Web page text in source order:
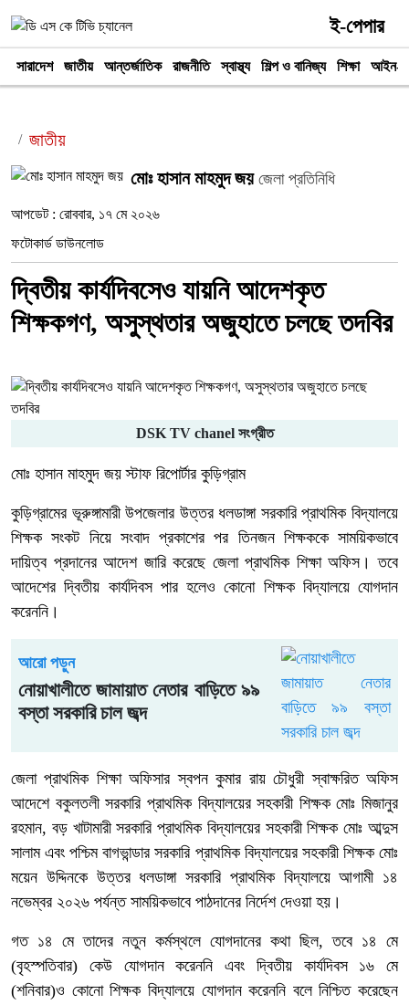
ই-পেপার
সারাদেশ জাতীয় আন্তর্জাতিক রাজনীতি স্বাস্থ্য শিল্প ও বানিজ্য শিক্ষা আইন-
জাতীয়
মোঃ হাসান মাহমুদ জয় জেলা প্রতিনিধি
আপডেট : রোববার, ১৭ মে ২০২৬
ফটোকার্ড ডাউনলোড
দ্বিতীয় কার্যদিবসেও যায়নি আদেশকৃত
শিক্ষকগণ, অসুস্থতার অজুহাতে চলছে তদবির
DSK TV chanel সংগ্রীত
মোঃ হাসান মাহমুদ জয় স্টাফ রিপোর্টার কুড়িগ্রাম
কুড়িগ্রামের ভূরুঙ্গামারী উপজেলার উত্তর ধলডাঙ্গা সরকারি প্রাথমিক বিদ্যালয়ে
শিক্ষক সংকট নিয়ে সংবাদ প্রকাশের পর তিনজন শিক্ষককে সাময়িকভাবে
দায়িত্ব প্রদানের আদেশ জারি করেছে জেলা প্রাথমিক শিক্ষা অফিস। তবে
আদেশের দ্বিতীয় কার্যদিবস পার হলেও কোনো শিক্ষক বিদ্যালয়ে যোগদান
করেননি।
আরো পড়ুন
নোয়াখালীতে জামায়াত নেতার বাড়িতে ৯৯
বস্তা সরকারি চাল জব্দ
জেলা প্রাথমিক শিক্ষা অফিসার স্বপন কুমার রায় চৌধুরী স্বাক্ষরিত অফিস
আদেশে বকুলতলী সরকারি প্রাথমিক বিদ্যালয়ের সহকারী শিক্ষক মোঃ মিজানুর
রহমান, বড় খাটামারী সরকারি প্রাথমিক বিদ্যালয়ের সহকারী শিক্ষক মোঃ আব্দুস
সালাম এবং পশ্চিম বাগভান্ডার সরকারি প্রাথমিক বিদ্যালয়ের সহকারী শিক্ষক মোঃ
ময়েন উদ্দিনকে উত্তর ধলডাঙ্গা সরকারি প্রাথমিক বিদ্যালয়ে আগামী ১৪
নভেম্বর ২০২৬ পর্যন্ত সাময়িকভাবে পাঠদানের নির্দেশ দেওয়া হয়।
গত ১৪ মে তাদের নতুন কর্মস্থলে যোগদানের কথা ছিল, তবে ১৪ মে
(বৃহস্পতিবার) কেউ যোগদান করেননি এবং দ্বিতীয় কার্যদিবস ১৬ মে
(শনিবার)ও কোনো শিক্ষক বিদ্যালয়ে যোগদান করেননি বলে নিশ্চিত করেছেন